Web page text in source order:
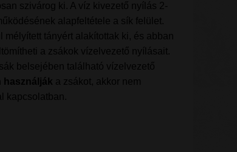
szivárog ki. A víz kivezető nyílás 2-
alapfeltétele a sík felület.
tányért alakítottak ki, és abban
a zsákok vízelvezető nyílásait.
belsejében található vízelvezető
használják a zsákot, akkor nem
kapcsolatban.